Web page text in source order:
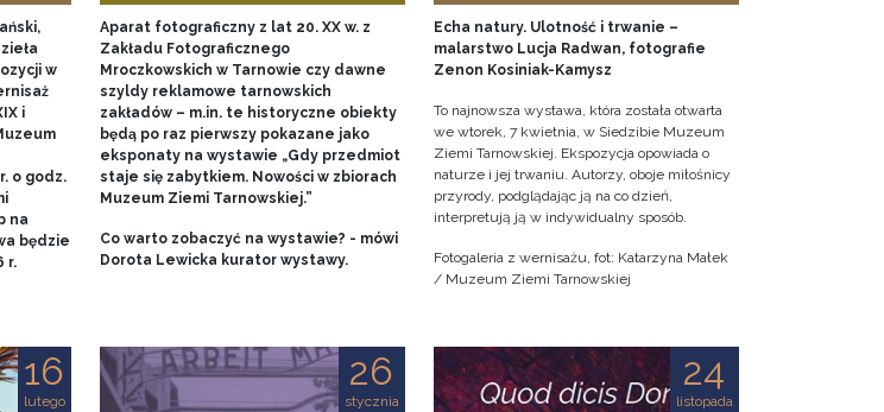
w
i
o godz.
na
będzie
r.
Aparat fotograficzny z lat 20. XX w. z
Zakładu Fotograficznego
Mroczkowskich w Tarnowie czy dawne
szyldy reklamowe tarnowskich
zakładów – m.in. te historyczne obiekty
będą po raz pierwszy pokazane jako
eksponaty na wystawie „Gdy przedmiot
staje się zabytkiem. Nowości w zbiorach
Muzeum Ziemi Tarnowskiej.”
Co warto zobaczyć na wystawie? - mówi
Dorota Lewicka kurator wystawy.
Echa natury. Ulotność i trwanie –
malarstwo Lucja Radwan, fotografie
Zenon Kosiniak-Kamysz
To najnowsza wystawa, która została otwarta
we wtorek, 7 kwietnia, w Siedzibie Muzeum
Ziemi Tarnowskiej. Ekspozycja opowiada o
naturze i jej trwaniu. Autorzy, oboje miłośnicy
przyrody, podglądając ją na co dzień,
interpretują ją w indywidualny sposób.
Fotogaleria z wernisażu, fot: Katarzyna Małek
/ Muzeum Ziemi Tarnowskiej
16
lutego
26
stycznia
24
listopada